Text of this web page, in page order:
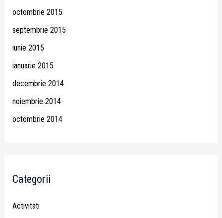
octombrie 2015
septembrie 2015
iunie 2015
ianuarie 2015
decembrie 2014
noiembrie 2014
octombrie 2014
Categorii
Activitati